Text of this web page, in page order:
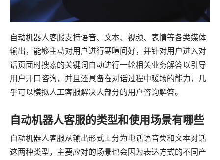
自动机器人客服支持语音、文本、视频、表情等各类媒体
输出，能够主动对用户进行寒暄问好，并针对用户进入对
话页面时搜索的关键词自动进行一轮相关业务解答以引导
用户开口咨询，并且还具备在对话过程中暖场的能力，几
乎可以模拟人工客服解决大部分的用户咨询解答。
自动机器人客服的类型和使用场景有哪些
自动机器人客服从输出形式上分为电话语音类和文本对话
这两种类型，主要应对的场景也会因为表达方式的不同产